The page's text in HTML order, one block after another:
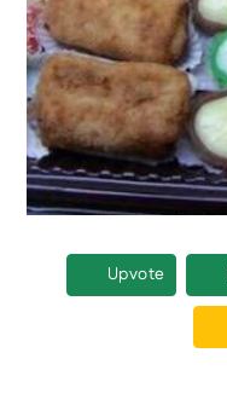
Upvote